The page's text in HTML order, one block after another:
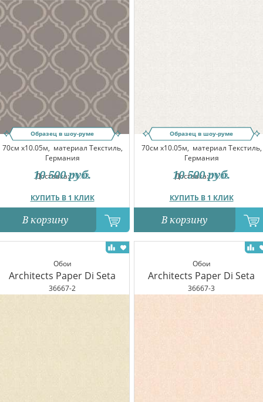
Образец в шоу-руме
70см x10.05м, материал Текстиль,
Германия
Доставка:10.08
КУПИТЬ В 1 КЛИК
10 500 руб.
В корзину
Образец в шоу-руме
70см x10.05м, материал Текстиль,
Германия
Доставка:10.08
КУПИТЬ В 1 КЛИК
10 500 руб.
В корзину
Обои
Architects Paper Di Seta
36667-2
Обои
Architects Paper Di Seta
36667-3